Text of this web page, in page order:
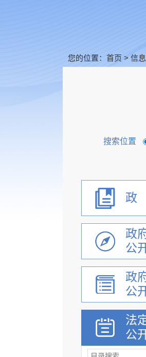
您的位置： 首页 > 信
搜索位置
政
公
政
公
法
公
机关简介
重大行政决策
政策解读咨询